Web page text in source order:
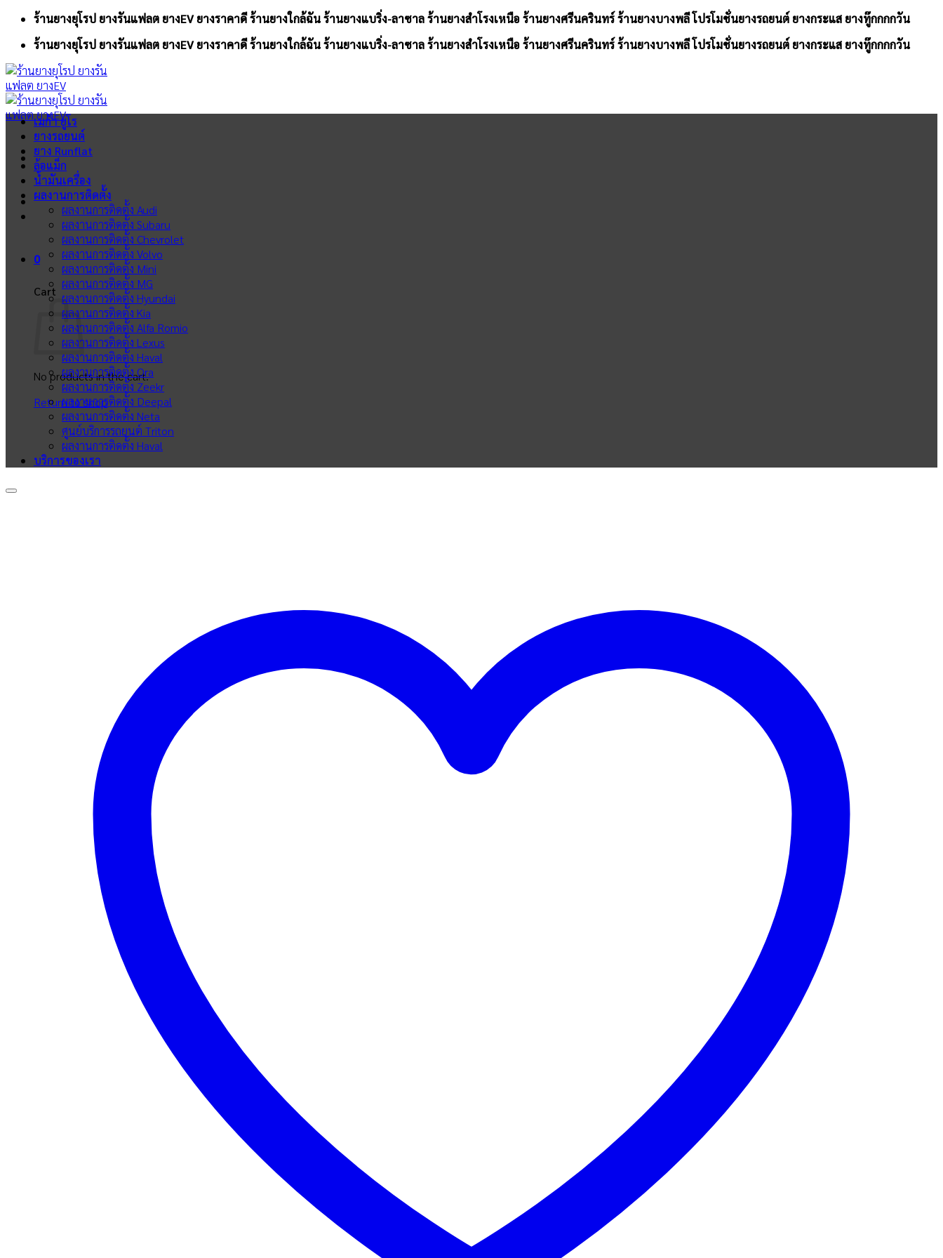
Skip
content
ร้านยางยุโรป ยางรันแฟลต ยางEV ยางราคาดี ร้านยางใกล้ฉัน ร้านยางแบริ่ง-ลาซาล ร้านยางสำโรงเหนือ ร้านยางศรีนครินทร์ ร้านยางบางพลี โปรโมชั่นยางรถยนต์ ยางกระแส ยางทู๊กกกกวัน
ร้านยางยุโรป ยางรันแฟลต ยางEV ยางราคาดี ร้านยางใกล้ฉัน ร้านยางแบริ่ง-ลาซาล ร้านยางสำโรงเหนือ ร้านยางศรีนครินทร์ ร้านยางบางพลี โปรโมชั่นยางรถยนต์ ยางกระแส ยางทู๊กกกกวัน
0
Cart
No products in the cart.
Return to shop
เมก้า ยูโร
ยางรถยนต์
ยาง Runflat
ล้อแม็ก
น้ำมันเครื่อง
ผลงานการติดตั้ง
ผลงานการติดตั้ง Audi
ผลงานการติดตั้ง Subaru
ผลงานการติดตั้ง Chevrolet
ผลงานการติดตั้ง Volvo
ผลงานการติดตั้ง Mini
ผลงานการติดตั้ง MG
ผลงานการติดตั้ง Hyundai
ผลงานการติดตั้ง Kia
ผลงานการติดตั้ง Alfa Romio
ผลงานการติดตั้ง Lexus
ผลงานการติดตั้ง Haval
ผลงานการติดตั้ง Ora
ผลงานการติดตั้ง Zeekr
ผลงานการติดตั้ง Deepal
ผลงานการติดตั้ง Neta
ศูนย์บริการรถยนต์ Triton
ผลงานการติดตั้ง Haval
บริการของเรา